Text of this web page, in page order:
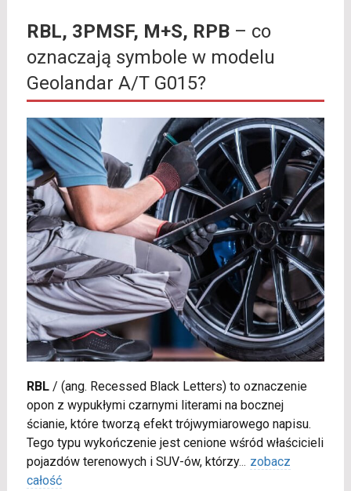
RBL, 3PMSF, M+S, RPB– co
oznaczają symbole w modelu
Geolandar A/T G015?
RBL/ (ang. Recessed Black Letters) to oznaczenie
opon z wypukłymi czarnymi literami na bocznej
ścianie, które tworzą efekt trójwymiarowego napisu.
Tego typu wykończenie jest cenione wśród właścicieli
pojazdów terenowych i SUV-ów, którzy... zobacz
całość